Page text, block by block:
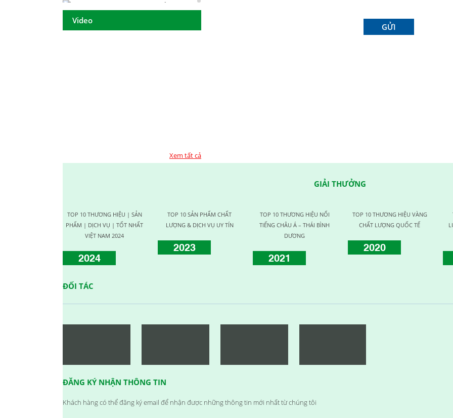
DAISON GROUP Quảng Ngãi -
Hội nghị tri ân khách hàng 2016
NĂM THÀNH LẬP
23/09/2024
HỘI NGHỊ TRI ÂN KHÁCH HÀNG
23/09/2024
TỔNG KẾT HOẠT ĐỘNG KINH
TRIỂN NĂM 2018
23/09/2024
NƠI TÌNH YÊU BẮT ĐẦU!
Đồng hành cùng team building
Video
Xem tất cả
GIẢI THƯỞNG
TOP 10 THƯƠNG HIỆU | SẢN
PHẨM | DỊCH VỤ | TỐT NHẤT
VIỆT NAM 2024
2024
TOP 10 SẢN PHẨM CHẤT
LƯỢNG & DỊCH VỤ UY TÍN
2023
TOP 10 THƯƠNG HIỆU NỔI
TIẾNG CHÂU Á – THÁI BÌNH
DƯƠNG
2021
TOP 10 THƯƠNG HIỆU VÀNG
CHẤT LƯỢNG QUỐC TẾ
2020
ĐỐI TÁC
ĐĂNG KÝ NHẬN THÔNG TIN
Khách hàng có thể đăng ký email để nhận được những thông tin mới nhất từ chúng tôi